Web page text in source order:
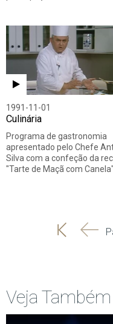
1991-11-01
Culinária
Programa de gastronomia
apresentado pelo Chefe
Silva com a confeção da
"Tarte de Maçã com Canela".
'
'
Veja Também